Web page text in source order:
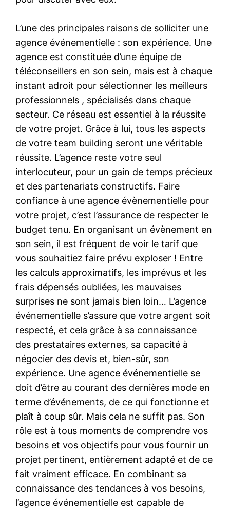
L’une des principales raisons de solliciter une
agence événementielle : son expérience. Une
agence est constituée d’une équipe de
téléconseillers en son sein, mais est à chaque
instant adroit pour sélectionner les meilleurs
professionnels , spécialisés dans chaque
secteur. Ce réseau est essentiel à la réussite
de votre projet. Grâce à lui, tous les aspects
de votre team building seront une véritable
réussite. L’agence reste votre seul
interlocuteur, pour un gain de temps précieux
et des partenariats constructifs. Faire
confiance à une agence évènementielle pour
votre projet, c’est l’assurance de respecter le
budget tenu. En organisant un évènement en
son sein, il est fréquent de voir le tarif que
vous souhaitiez faire prévu exploser ! Entre
les calculs approximatifs, les imprévus et les
frais dépensés oubliées, les mauvaises
surprises ne sont jamais bien loin… L’agence
événementielle s’assure que votre argent soit
respecté, et cela grâce à sa connaissance
des prestataires externes, sa capacité à
négocier des devis et, bien-sûr, son
expérience. Une agence événementielle se
doit d’être au courant des dernières mode en
terme d’événements, de ce qui fonctionne et
plaît à coup sûr. Mais cela ne suffit pas. Son
rôle est à tous moments de comprendre vos
besoins et vos objectifs pour vous fournir un
projet pertinent, entièrement adapté et de ce
fait vraiment efficace. En combinant sa
connaissance des tendances à vos besoins,
l’agence événementielle est capable de